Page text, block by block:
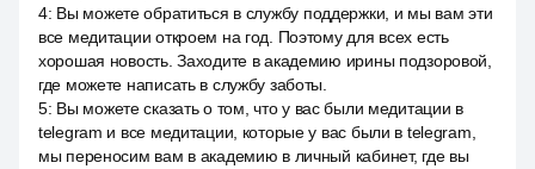
4: Вы можете обратиться в службу поддержки, и мы вам эти
все медитации откроем на год. Поэтому для всех есть
хорошая новость. Заходите в академию ирины подзоровой,
где можете написать в службу заботы.
5: Вы можете сказать о том, что у вас были медитации в
telegram и все медитации, которые у вас были в telegram,
мы переносим вам в академию в личный кабинет, где вы